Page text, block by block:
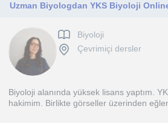
Uzman Biyologdan YKS Biyoloji
Biyoloji
Çevrimiçi dersler
Biyoloji alanında yüksek lisans yaptım.
hakimim. Birlikte görseller üzerinden